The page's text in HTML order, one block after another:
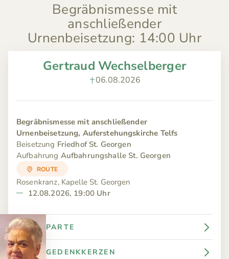
Begräbnismesse mit
anschließender
Urnenbeisetzung: 14:00 Uhr
PARTE
GEDENKKERZEN
Gertraud Wechselberger
06.08.2026
Begräbnismesse mit anschließender
Urnenbeisetzung, Auferstehungskirche Telfs
Beisetzung Friedhof St. Georgen
Aufbahrung Aufbahrungshalle St. Georgen
ROUTE
Rosenkranz, Kapelle St. Georgen
12.08.2026, 19:00 Uhr